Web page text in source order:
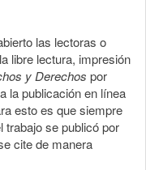
las lectoras o
libre lectura, impresión
y Derechos por
la publicación en línea
esto es que siempre
trabajo se publicó por
cite de manera